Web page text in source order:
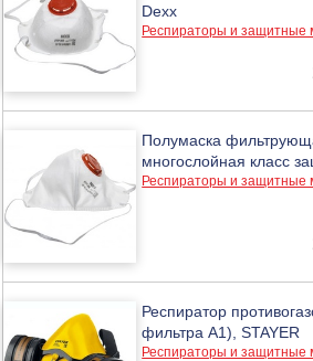
Dexx
Респираторы и защитные
Полумаска
многослойная класс
Респираторы и защитные
Респиратор
фильтра А1), STAYER
Респираторы и защитные